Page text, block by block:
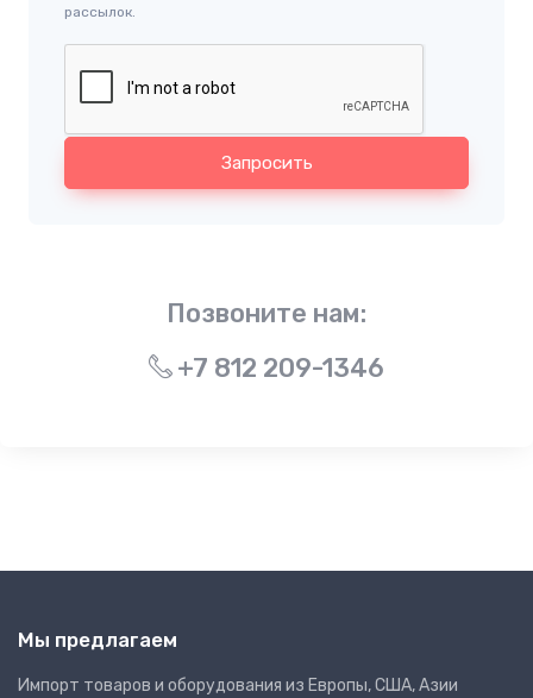
рассылок.
Запросить
Позвоните нам:
+7 812 209-1346
Мы предлагаем
Импорт товаров и оборудования из Европы, США, Азии